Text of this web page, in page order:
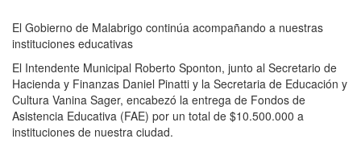
El Gobierno de Malabrigo continúa acompañando a nuestras
instituciones educativas
El Intendente Municipal Roberto Sponton, junto al Secretario de
Hacienda y Finanzas Daniel Pinatti y la Secretaria de Educación y
Cultura Vanina Sager, encabezó la entrega de Fondos de
Asistencia Educativa (FAE) por un total de $10.500.000 a
instituciones de nuestra ciudad.